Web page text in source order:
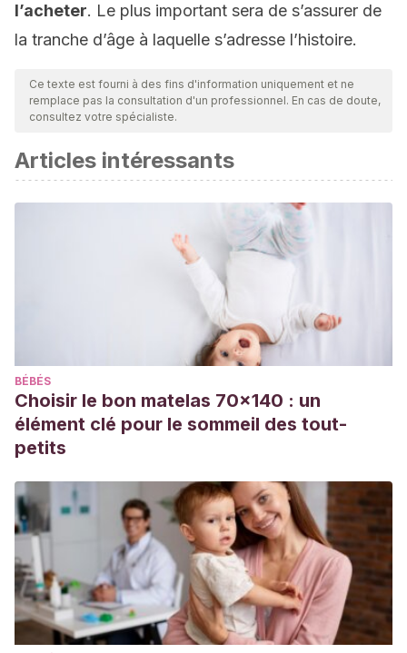
l’acheter. Le plus important sera de s’assurer de
la tranche d’âge à laquelle s’adresse l’histoire.
Ce texte est fourni à des fins d'information uniquement et ne
remplace pas la consultation d'un professionnel. En cas de doute,
consultez votre spécialiste.
Articles intéressants
BÉBÉS
Choisir le bon matelas 70x140 : un
élément clé pour le sommeil des tout-
petits